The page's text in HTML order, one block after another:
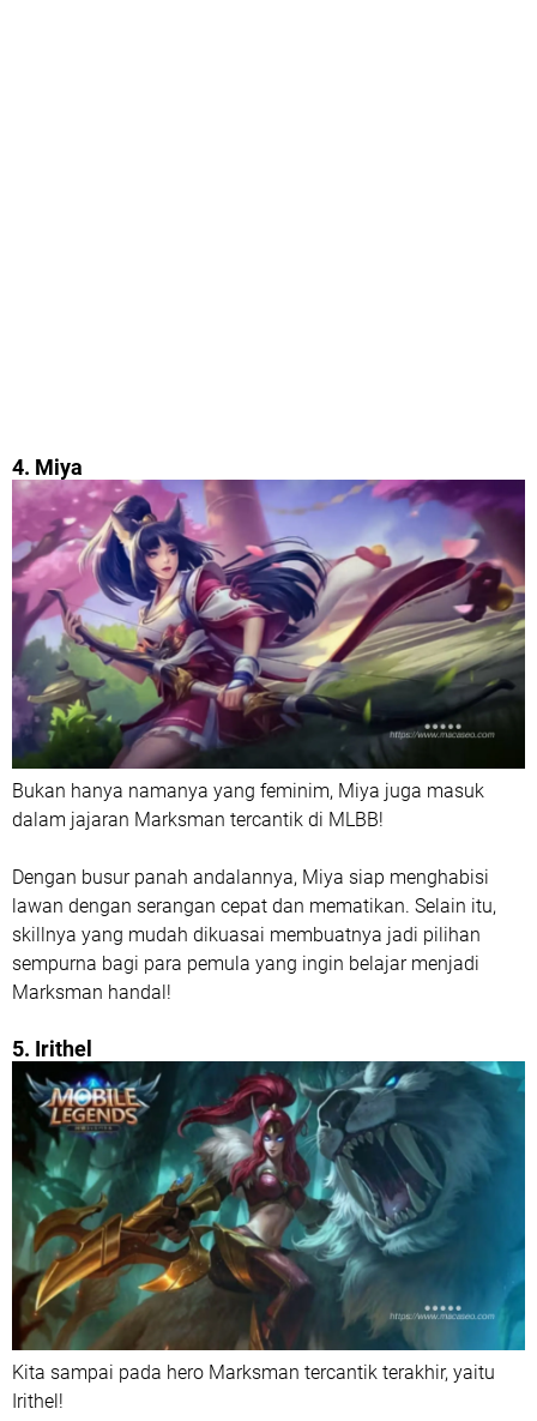
4. Miya
Bukan hanya namanya yang feminim, Miya juga masuk
dalam jajaran Marksman tercantik di MLBB!
Dengan busur panah andalannya, Miya siap menghabisi
lawan dengan serangan cepat dan mematikan. Selain itu,
skillnya yang mudah dikuasai membuatnya jadi pilihan
sempurna bagi para pemula yang ingin belajar menjadi
Marksman handal!
5. Irithel
Kita sampai pada hero Marksman tercantik terakhir, yaitu
Irithel!